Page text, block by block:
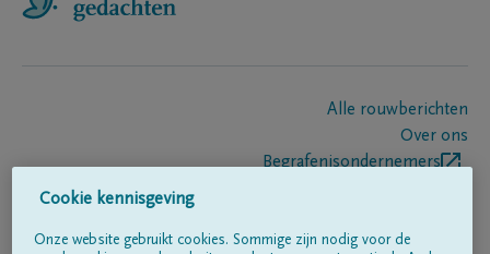
Alle rouwberichten
Over ons
Begrafenisondernemers
Cookie kennisgeving
Onze website gebruikt cookies. Sommige zijn nodig voor de